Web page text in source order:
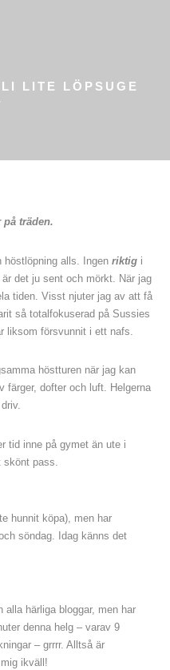
LITE LÖPSUGE
träden.
höstlöpning alls. Ingen riktigi
det ju sent och mörkt. När jag
tiden. Visst njuter jag av att få
så totalfokuserad på Sussies
liksom försvunnit i ett nafs.
höstturen när jag kan
färger, dofter och luft. Helgerna
tid inne på gymet än ute i
pass.
hunnit köpa), men har
söndag. Idag känns det
härliga bloggar, men har
denna helg – varav 9
– grrrr. Alltså är
ikväll!